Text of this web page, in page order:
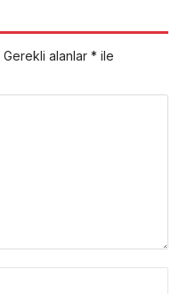
Gerekli alanlar * ile